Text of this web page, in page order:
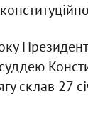
склав 27